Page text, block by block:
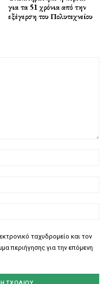
για τα 51 χρόνια από την
εξέγερση του Πολυτεχνείου
ταχυδρομείο και τον
περιήγησης για την επόμενη